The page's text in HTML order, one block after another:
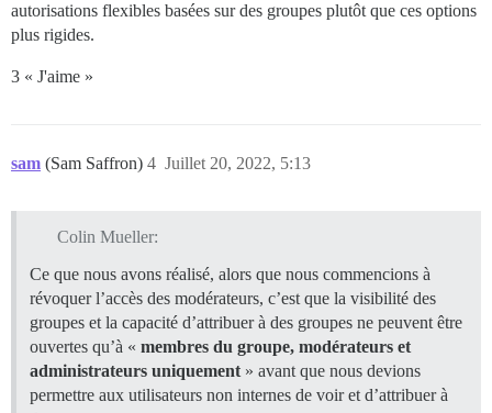
autorisations flexibles basées sur des groupes plutôt que ces options
plus rigides.
3 « J'aime »
sam (Sam Saffron) Juillet 20, 2022, 5:13
4
Colin Mueller:
Ce que nous avons réalisé, alors que nous commencions à
révoquer l’accès des modérateurs, c’est que la visibilité des
groupes et la capacité d’attribuer à des groupes ne peuvent être
ouvertes qu’à « membres du groupe, modérateurs et
administrateurs uniquement » avant que nous devions
permettre aux utilisateurs non internes de voir et d’attribuer à